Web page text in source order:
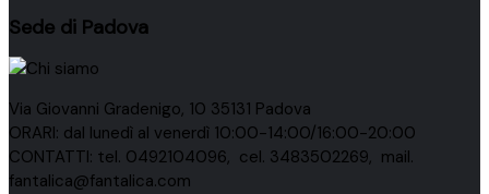
Sede di Padova
Via Giovanni Gradenigo, 10 35131 Padova
ORARI: dal lunedì al venerdì 10:00-14:00/16:00-20:00
CONTATTI: tel. 0492104096, cel. 3483502269, mail.
fantalica@fantalica.com